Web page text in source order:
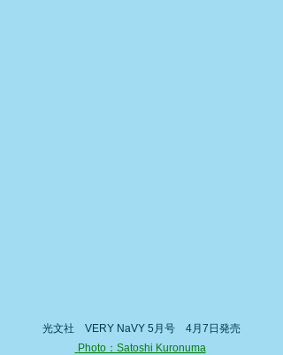
光文社　VERY NaVY 5月号　4月7日発売
Photo：Satoshi Kuronuma